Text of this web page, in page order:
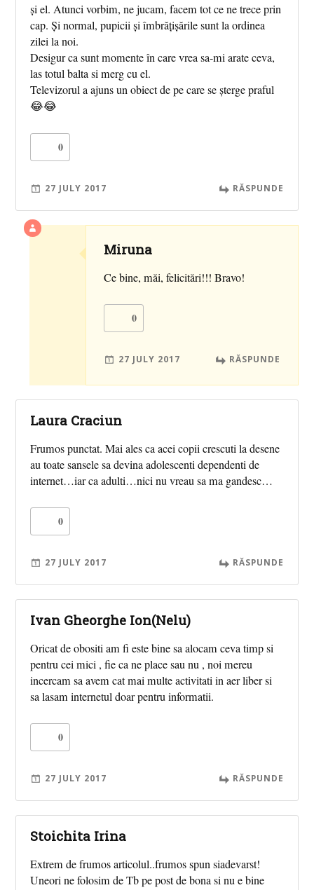
și el. Atunci vorbim, ne jucam, facem tot ce ne trece prin
cap. Și normal, pupicii și îmbrățișările sunt la ordinea
zilei la noi.
Desigur ca sunt momente în care vrea sa-mi arate ceva,
las totul balta si merg cu el.
Televizorul a ajuns un obiect de pe care se șterge praful
😂😂
0
27 JULY 2017 RĂSPUNDE
Miruna
Ce bine, măi, felicitări!!! Bravo!
0
27 JULY 2017 RĂSPUNDE
Laura Craciun
Frumos punctat. Mai ales ca acei copii crescuti la desene
au toate sansele sa devina adolescenti dependenti de
internet…iar ca adulti…nici nu vreau sa ma gandesc…
0
27 JULY 2017 RĂSPUNDE
Ivan Gheorghe Ion(Nelu)
Oricat de obositi am fi este bine sa alocam ceva timp si
pentru cei mici , fie ca ne place sau nu , noi mereu
incercam sa avem cat mai multe activitati in aer liber si
sa lasam internetul doar pentru informatii.
0
27 JULY 2017 RĂSPUNDE
Stoichita Irina
Extrem de frumos articolul..frumos spun siadevarst!
Uneori ne folosim de Tb pe post de bona si nu e bine